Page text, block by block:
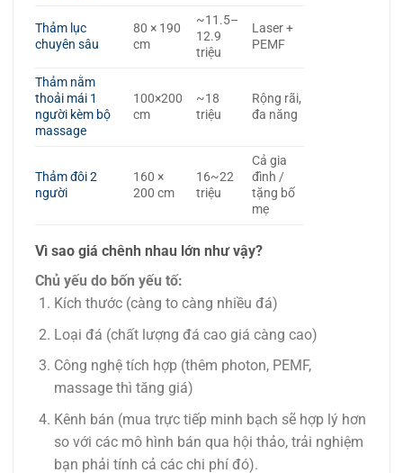
Thảm lục
chuyên sâu
80 × 190
cm
~11.5–
12.9
triệu
Laser +
PEMF
Thảm nằm
thoải mái 1
người kèm bộ
massage
100×200
cm
~18
triệu
Rộng rãi,
đa năng
Thảm đôi 2
người
160 ×
200 cm
16~22
triệu
Cả gia
đình /
tặng bố
mẹ
Vì sao giá chênh nhau lớn như vậy?
Chủ yếu do bốn yếu tố:
Kích thước (càng to càng nhiều đá)
Loại đá (chất lượng đá cao giá càng cao)
Công nghệ tích hợp (thêm photon, PEMF,
massage thì tăng giá)
Kênh bán (mua trực tiếp minh bạch sẽ hợp lý hơn
so với các mô hình bán qua hội thảo, trải nghiệm
bạn phải tính cả các chi phí đó).